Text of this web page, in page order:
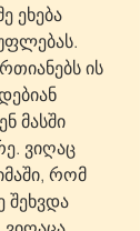
ეხება
ის
მასში
ვიღაც
რომ
შეხვდა